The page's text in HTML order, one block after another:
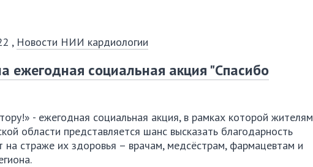
, Новости НИИ кардиологии
ежегодная социальная акция "Спасибо
- ежегодная социальная акция, в рамках которой жителям
области представляется шанс высказать благодарность
на страже их здоровья – врачам, медсёстрам, фармацевтам и